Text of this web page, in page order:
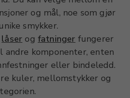
og mål, noe som gjør
smykker.
låser og fatninger fungerer
komponenter, enten
eller bindeledd.
kuler, mellomstykker og